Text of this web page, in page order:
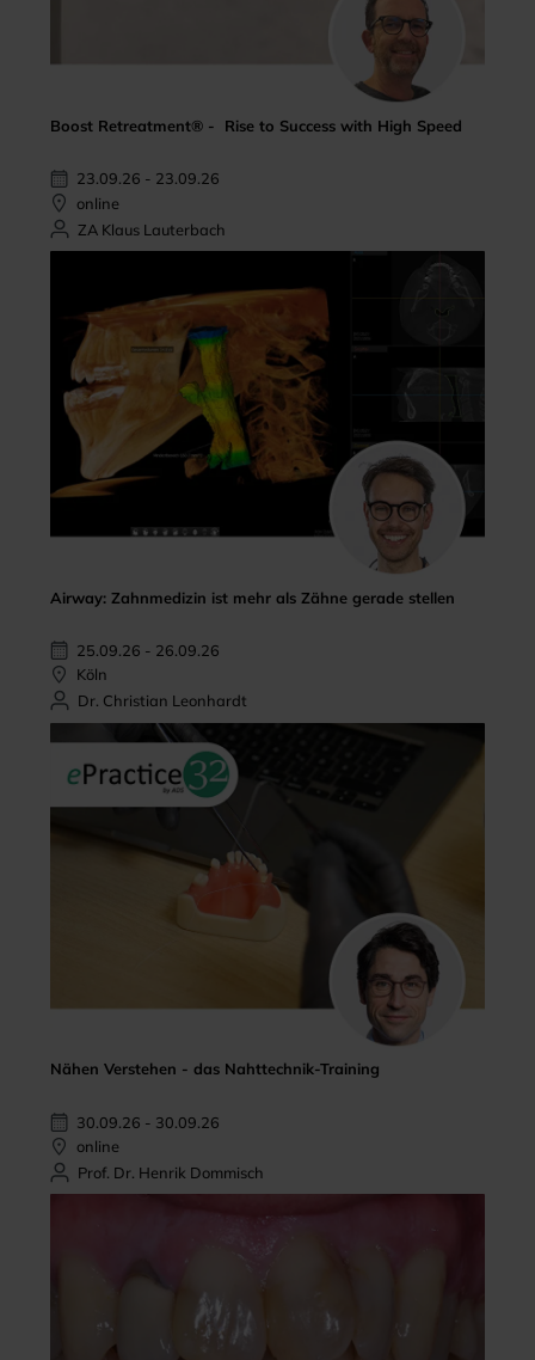
Boost Retreatment® - Rise to Success with High Speed
23.09.26 - 23.09.26
online
ZA Klaus Lauterbach
Airway: Zahnmedizin ist mehr als Zähne gerade stellen
25.09.26 - 26.09.26
Köln
Dr. Christian Leonhardt
Nähen Verstehen - das Nahttechnik-Training
30.09.26 - 30.09.26
online
Prof. Dr. Henrik Dommisch